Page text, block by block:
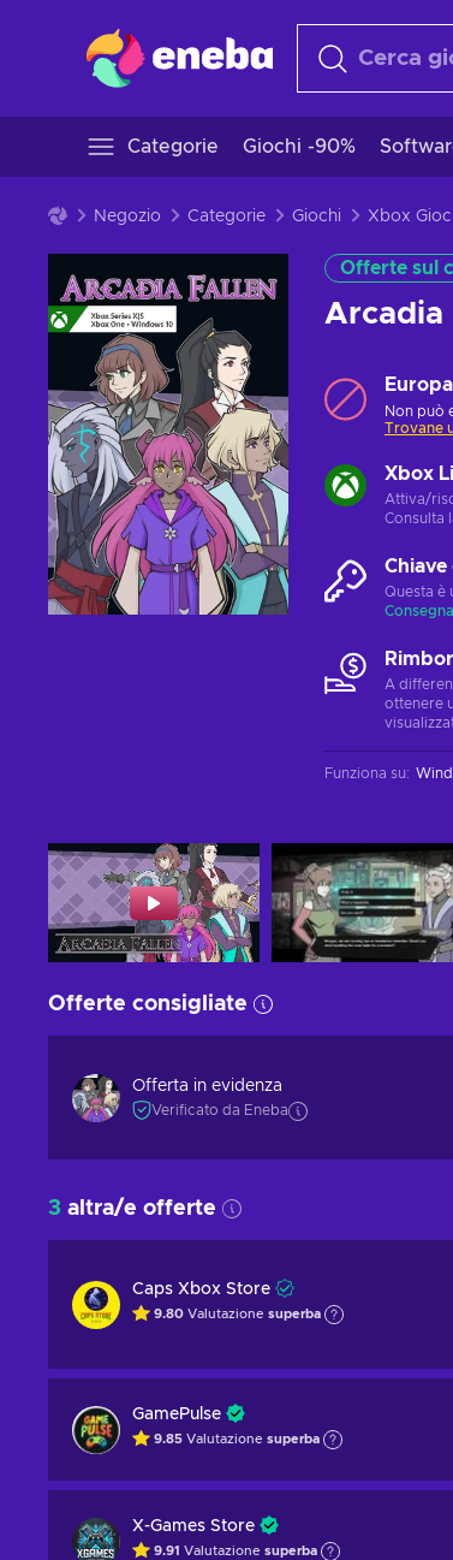
Categorie Giochi -90%
Negozio Categorie Giochi Xbox
Offerte sul
Arcadia
Europa
Non può
Trovane
Xbox
Attiva/
Consulta
Questa è
A
ottenere
Funziona su:
Offerte consigliate
Offerta in evidenza
Verificato da Eneba
3 altra/e offerte
Caps Xbox Store
9.80 Valutazione superba
GamePulse
9.85 Valutazione superba
X-Games Store
9.91 Valutazione superba